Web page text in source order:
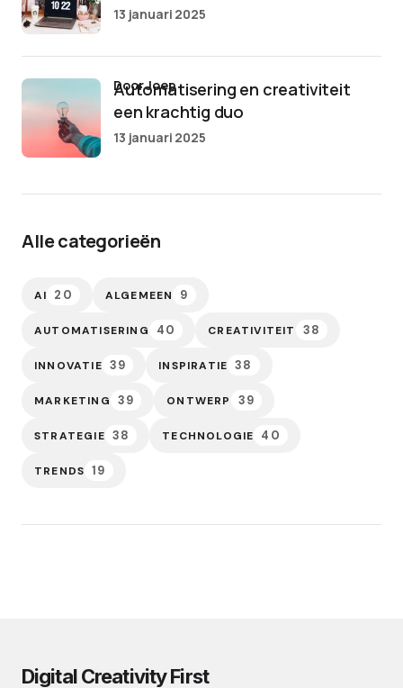
13 januari 2025
Automatisering en creativiteit
een krachtig duo
door Joep
13 januari 2025
Alle categorieën
AI 20 ALGEMEEN 9
AUTOMATISERING 40 CREATIVITEIT 38
INNOVATIE 39 INSPIRATIE 38
MARKETING 39 ONTWERP 39
STRATEGIE 38 TECHNOLOGIE 40
TRENDS 19
Digital Creativity First